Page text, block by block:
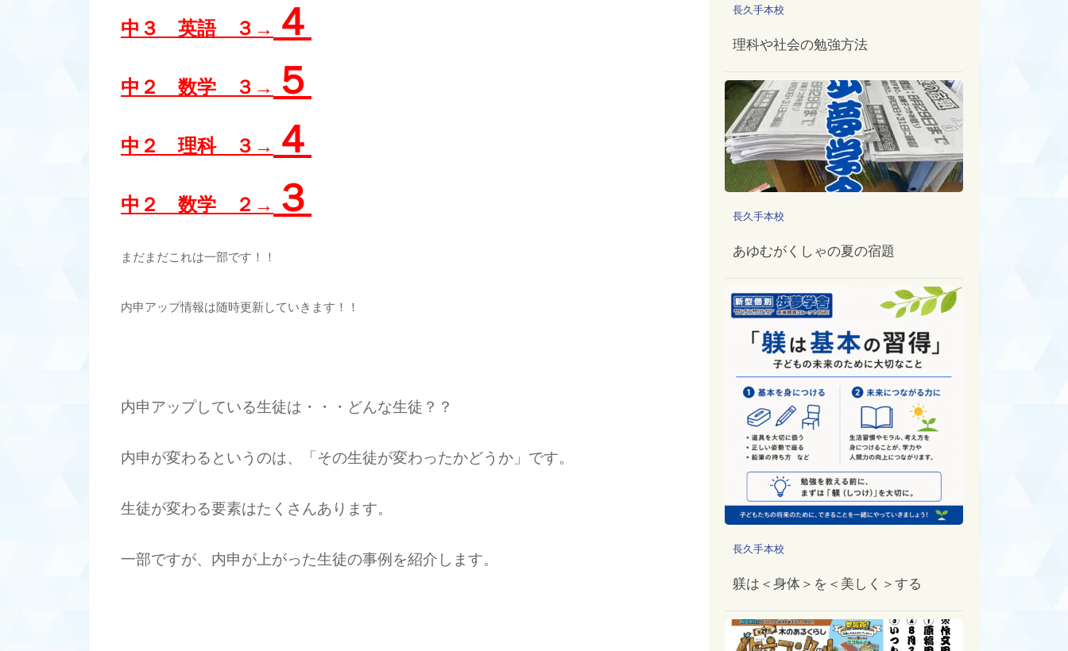
中３ 英語 ３→ ４
中２ 数学 ３→ ５
中２ 理科 ３→ ４
中２ 数学 ２→ ３
まだまだこれは一部です！！
内申アップ情報は随時更新していきます！！
内申アップしている生徒は・・・どんな生徒？？
内申が変わるというのは、「その生徒が変わったかどうか」です。
生徒が変わる要素はたくさんあります。
一部ですが、内申が上がった生徒の事例を紹介します。
長久手本校
理科や社会の勉強方法
長久手本校
あゆむがくしゃの夏の宿題
長久手本校
躾は＜身体＞を＜美しく＞する